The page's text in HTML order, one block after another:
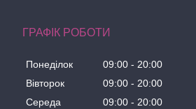
ГРАФІК РОБОТИ
Понеділок 09:00
20:00
Вівторок
09:00
20:00
Середа
09:00 20:00